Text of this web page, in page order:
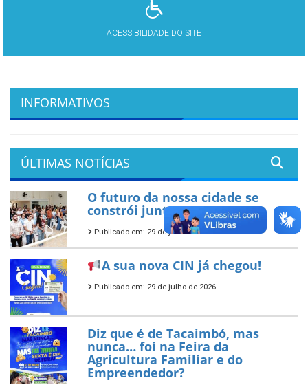
ACESSIBILIDADE DO SITE
INFORMATIVOS
ÚLTIMAS NOTÍCIAS
O futuro da nossa cidade se
constrói junto!
Publicado em: 29 de julho de 2026
A sua nova CIN já chegou!
Publicado em: 29 de julho de 2026
Diz que é de Tacaimbó, mas
nunca… foi na Feira da
Agricultura Familiar e do
Empreendedor?